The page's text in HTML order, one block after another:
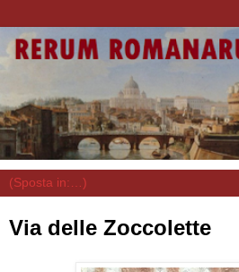
Via delle Zoccolette